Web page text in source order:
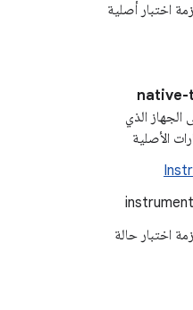
اختبار أصلية
الجهاز الذي
الأصلية
اختبار حالة